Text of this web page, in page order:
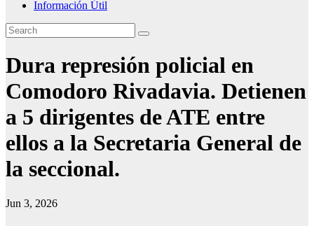
Información Útil
Dura represión policial en
Comodoro Rivadavia. Detienen
a 5 dirigentes de ATE entre
ellos a la Secretaria General de
la seccional.
Jun 3, 2026